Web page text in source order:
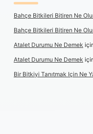
Bahçe Bitkileri Bitiren Ne
Bahçe Bitkileri Bitiren Ne
Atalet Durumu Ne Demek
Atalet Durumu Ne Demek
Bir Bitkiyi Tanıtmak Için Ne